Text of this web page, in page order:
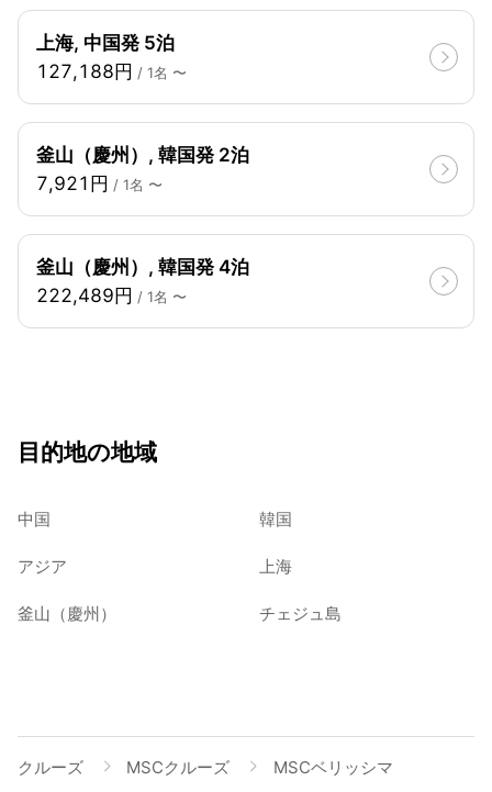
上海, 中国発 5泊
127,188円 / 1名 〜
釜山（慶州）, 韓国発 2泊
7,921円 / 1名 〜
釜山（慶州）, 韓国発 4泊
222,489円 / 1名 〜
目的地の地域
中国 韓国
アジア 上海
釜山（慶州） チェジュ島
クルーズ MSCクルーズ MSCベリッシマ